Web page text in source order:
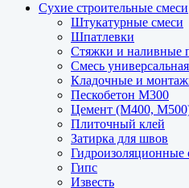
Сухие строительные смеси
Штукатурные смеси
Шпатлевки
Стяжки и наливные
Смесь
Кладочные и
Пескобетон М300
Цемент (М400,
Плиточный клей
Затирка для швов
Гидроизоляционные
Гипс
Известь